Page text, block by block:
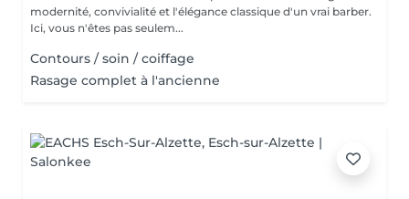
modernité, convivialité et l'élégance classique d'un vrai barber.
Ici, vous n'êtes pas seulem...
Contours / soin / coiffage
Rasage complet à l'ancienne